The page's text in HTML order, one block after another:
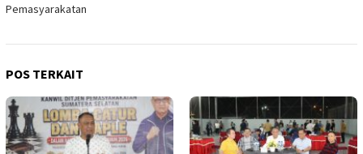
Pemasyarakatan
POS TERKAIT